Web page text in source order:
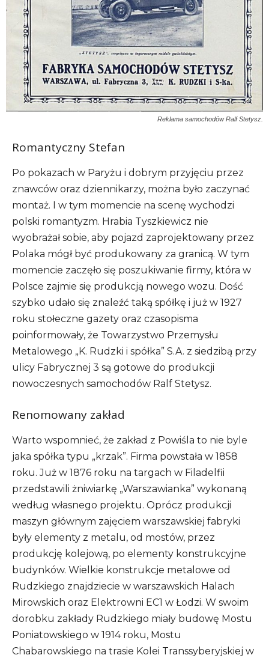
Reklama samochodów Ralf Stetysz.
Romantyczny Stefan
Po pokazach w Paryżu i dobrym przyjęciu przez
znawców oraz dziennikarzy, można było zaczynać
montaż. I w tym momencie na scenę wychodzi
polski romantyzm. Hrabia Tyszkiewicz nie
wyobrażał sobie, aby pojazd zaprojektowany przez
Polaka mógł być produkowany za granicą. W tym
momencie zaczęło się poszukiwanie firmy, która w
Polsce zajmie się produkcją nowego wozu. Dość
szybko udało się znaleźć taką spółkę i już w 1927
roku stołeczne gazety oraz czasopisma
poinformowały, że Towarzystwo Przemysłu
Metalowego „K. Rudzki i spółka” S.A. z siedzibą przy
ulicy Fabrycznej 3 są gotowe do produkcji
nowoczesnych samochodów Ralf Stetysz.
Renomowany zakład
Warto wspomnieć, że zakład z Powiśla to nie byle
jaka spółka typu „krzak”. Firma powstała w 1858
roku. Już w 1876 roku na targach w Filadelfii
przedstawili żniwiarkę „Warszawianka” wykonaną
według własnego projektu. Oprócz produkcji
maszyn głównym zajęciem warszawskiej fabryki
były elementy z metalu, od mostów, przez
produkcję kolejową, po elementy konstrukcyjne
budynków. Wielkie konstrukcje metalowe od
Rudzkiego znajdziecie w warszawskich Halach
Mirowskich oraz Elektrowni EC1 w Łodzi. W swoim
dorobku zakłady Rudzkiego miały budowę Mostu
Poniatowskiego w 1914 roku, Mostu
Chabarowskiego na trasie Kolei Transsyberyjskiej w